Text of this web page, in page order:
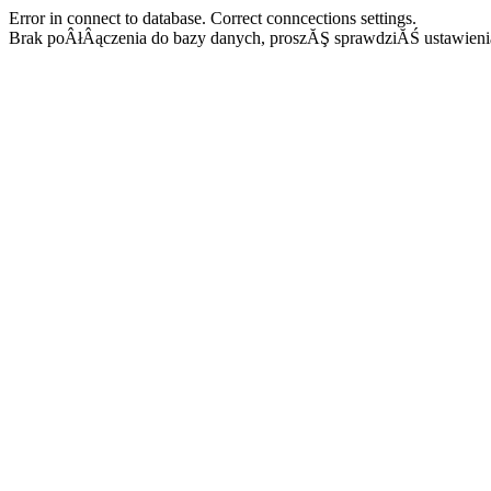
Error in connect to database. Correct conncections settings.
Brak poÂłÂączenia do bazy danych, proszĂŞ sprawdziĂŚ